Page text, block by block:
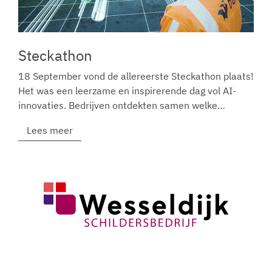
Steckathon
18 September vond de allereerste Steckathon plaats!
Het was een leerzame en inspirerende dag vol AI-
innovaties. Bedrijven ontdekten samen welke…
Lees meer